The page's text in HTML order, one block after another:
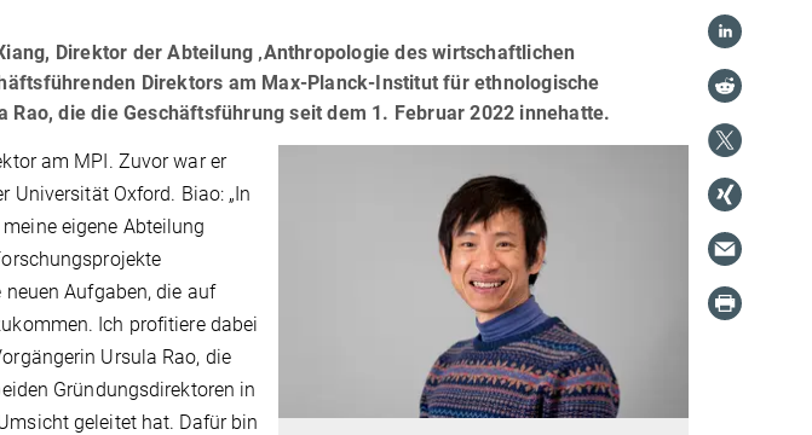
Direktor der Abteilung ‚Anthropologie des wirtschaftlichen
Direktors am Max-Planck-Institut für ethnologische
Rao, die die Geschäftsführung seit dem 1. Februar 2022 innehatte.
am MPI. Zuvor war er
Universität Oxford. Biao: „In
eigene Abteilung
Aufgaben, die auf
Ich profitiere dabei
Ursula Rao, die
Gründungsdirektoren in
geleitet hat. Dafür bin